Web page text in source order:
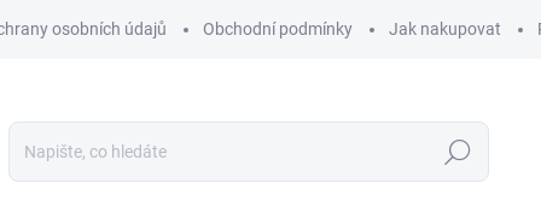
osobních údajů Obchodní podmínky Jak nakupovat
Hledat